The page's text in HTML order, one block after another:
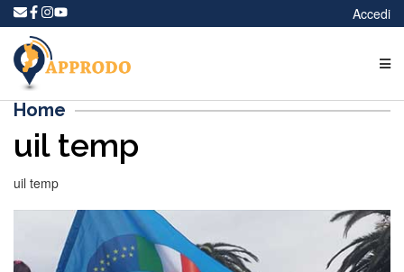
Accedi
Home
uil temp
uil temp